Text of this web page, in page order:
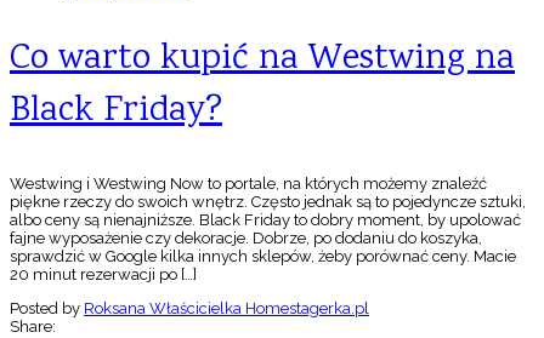
Co warto kupić na Westwing na
Black Friday?
Westwing i Westwing Now to portale, na których możemy znaleźć
piękne rzeczy do swoich wnętrz. Często jednak są to pojedyncze sztuki,
albo ceny są nienajniższe. Black Friday to dobry moment, by upolować
fajne wyposażenie czy dekoracje. Dobrze, po dodaniu do koszyka,
sprawdzić w Google kilka innych sklepów, żeby porównać ceny. Macie
20 minut rezerwacji po […]
Posted by Roksana Właścicielka Homestagerka.pl
Share: